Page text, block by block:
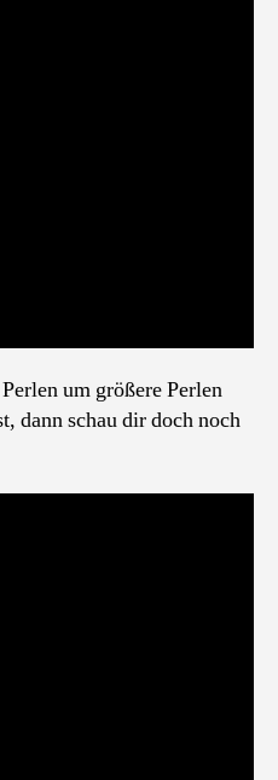
um größere Perlen
dann schau dir doch noch